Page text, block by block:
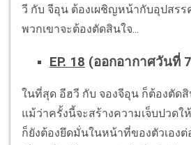
วี กับ จีอุน ต้องเผชิญหน้ากับอุปสรร
พวกเขาจะต้องตัดสินใจ...
EP. 18 (ออกอากาศวันที่
ในที่สุด อีฮวี กับ จองจีอุน ก็ต้องตัด
แม้ว่าครั้งนี้จะสร้างความเจ็บปวดใ
ก็ยังต้องยึดมั่นในหน้าที่ของตัวเอง